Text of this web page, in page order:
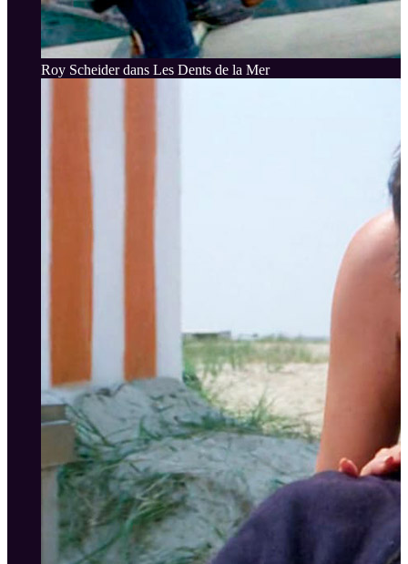
Roy Scheider dans Les Dents de la Mer